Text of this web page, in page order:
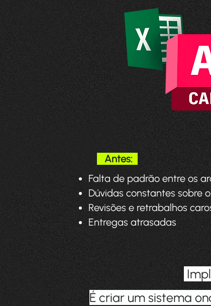
Antes:
Falta de padrão entre os
Dúvidas constantes sobre
Revisões e retrabalhos
Entregas atrasadas
É criar um sistema